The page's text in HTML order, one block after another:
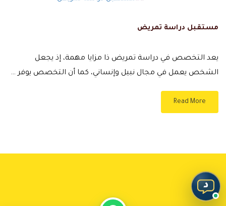
مستقبل دراسة تمريض
يعد التخصص في دراسة تمريض ذا مزايا مهمة، إذ يجعل
الشخص يعمل في مجال نبيل وإنساني، كما أن التخصص يوفر …
Read More
د